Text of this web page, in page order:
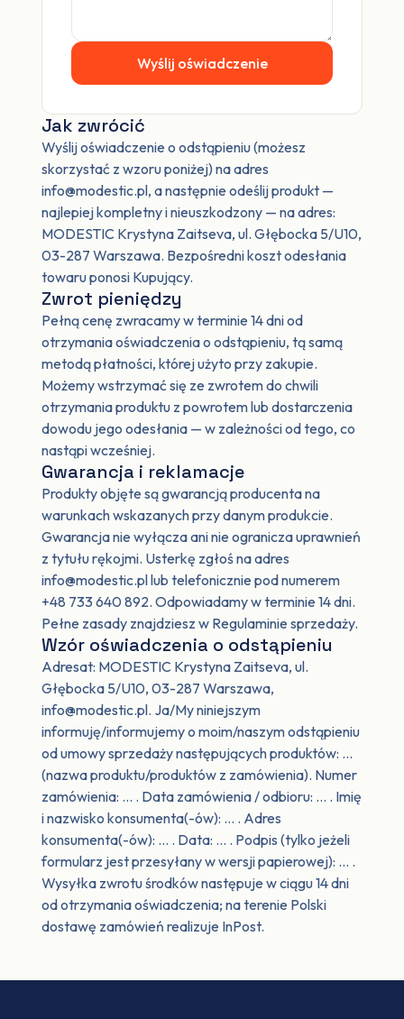
Wyślij oświadczenie
Jak zwrócić
Wyślij oświadczenie o odstąpieniu (możesz
skorzystać z wzoru poniżej) na adres
info@modestic.pl, a następnie odeślij produkt —
najlepiej kompletny i nieuszkodzony — na adres:
MODESTIC Krystyna Zaitseva, ul. Głębocka 5/U10,
03-287 Warszawa. Bezpośredni koszt odesłania
towaru ponosi Kupujący.
Zwrot pieniędzy
Pełną cenę zwracamy w terminie 14 dni od
otrzymania oświadczenia o odstąpieniu, tą samą
metodą płatności, której użyto przy zakupie.
Możemy wstrzymać się ze zwrotem do chwili
otrzymania produktu z powrotem lub dostarczenia
dowodu jego odesłania — w zależności od tego, co
nastąpi wcześniej.
Gwarancja i reklamacje
Produkty objęte są gwarancją producenta na
warunkach wskazanych przy danym produkcie.
Gwarancja nie wyłącza ani nie ogranicza uprawnień
z tytułu rękojmi. Usterkę zgłoś na adres
info@modestic.pl lub telefonicznie pod numerem
+48 733 640 892. Odpowiadamy w terminie 14 dni.
Pełne zasady znajdziesz w Regulaminie sprzedaży.
Wzór oświadczenia o odstąpieniu
Adresat: MODESTIC Krystyna Zaitseva, ul.
Głębocka 5/U10, 03-287 Warszawa,
info@modestic.pl. Ja/My niniejszym
informuję/informujemy o moim/naszym odstąpieniu
od umowy sprzedaży następujących produktów: …
(nazwa produktu/produktów z zamówienia). Numer
zamówienia: … . Data zamówienia / odbioru: … . Imię
i nazwisko konsumenta(-ów): … . Adres
konsumenta(-ów): … . Data: … . Podpis (tylko jeżeli
formularz jest przesyłany w wersji papierowej): … .
Wysyłka zwrotu środków następuje w ciągu 14 dni
od otrzymania oświadczenia; na terenie Polski
dostawę zamówień realizuje InPost.